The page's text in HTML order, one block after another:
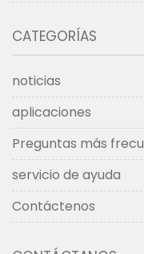
CATEGORÍAS
noticias
aplicaciones
Preguntas más
servicio de ayuda
Contáctenos